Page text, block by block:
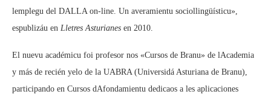
lemplegu del DALLA on-line. Un averamientu sociollingüísticu»,
espublizáu en Lletres Asturianes en 2010.
El nuevu académicu foi profesor nos «Cursos de Branu» de lAcademia
y más de recién yelo de la UABRA (Universidá Asturiana de Branu),
participando en Cursos dAfondamientu dedicaos a les aplicaciones